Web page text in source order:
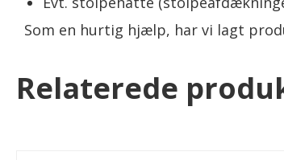
Som en hurtig hjælp, har vi lagt
Relaterede